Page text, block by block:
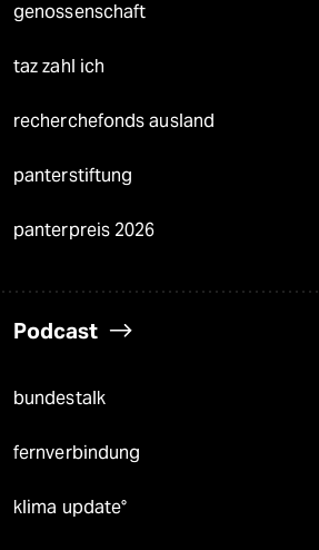
genossenschaft
taz zahl ich
recherchefonds ausland
panterstiftung
panterpreis 2026
Podcast
bundestalk
fernverbindung
klima update°